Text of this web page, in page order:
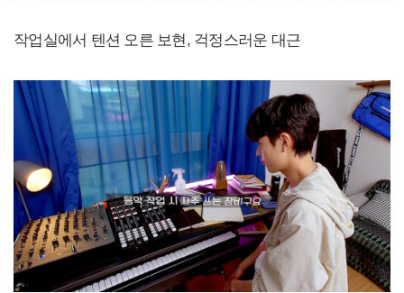
작업실에서 텐션 오른 보현, 걱정스러운 대근